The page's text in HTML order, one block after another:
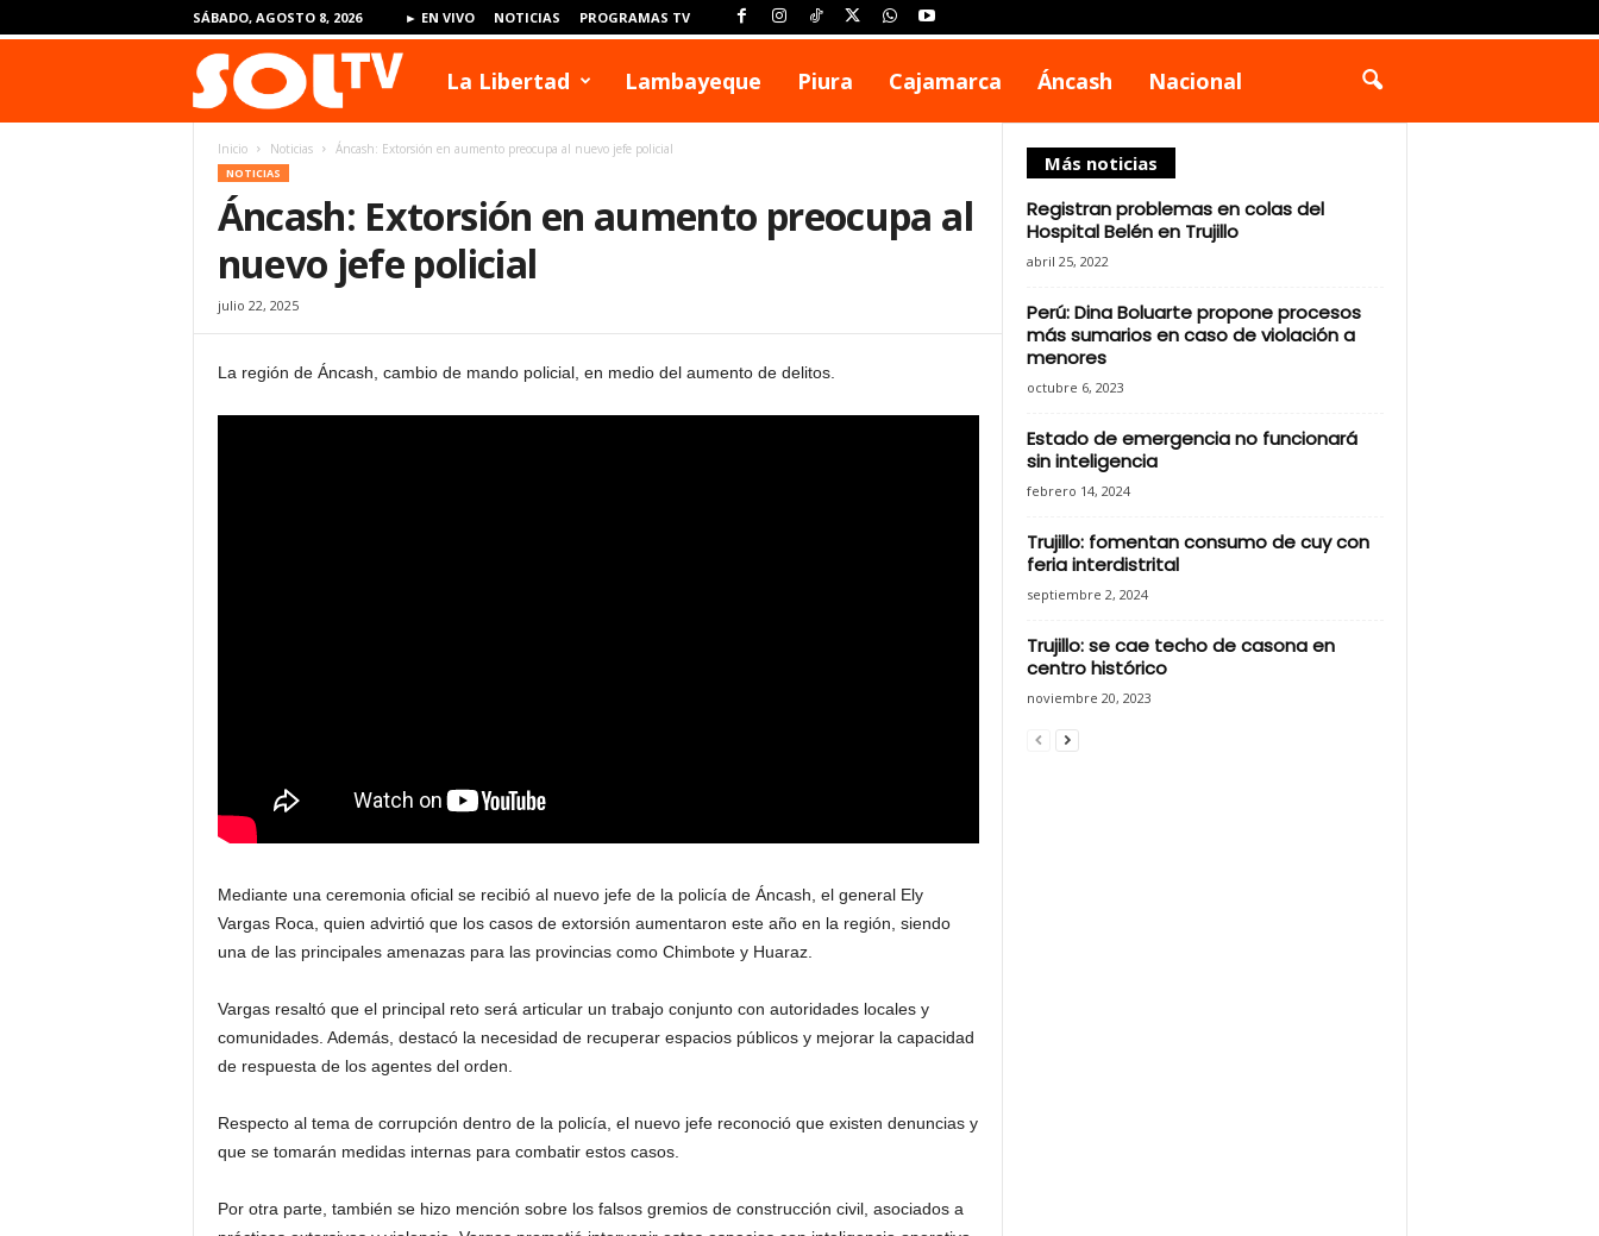
SÁBADO, AGOSTO 8, 2026 ► EN VIVO NOTICIAS PROGRAMAS TV
T
V
La Libertad Lambayeque Piura Cajamarca Áncash Nacional
Inicio Noticias Áncash: Extorsión en aumento preocupa al nuevo jefe policial
NOTICIAS
Áncash: Extorsión en aumento preocupa al
nuevo jefe policial
julio 22, 2025
La región de Áncash, cambio de mando policial, en medio del aumento de delitos.
Mediante una ceremonia oficial se recibió al nuevo jefe de la policía de Áncash, el general Ely
Vargas Roca, quien advirtió que los casos de extorsión aumentaron este año en la región, siendo
una de las principales amenazas para las provincias como Chimbote y Huaraz.
Vargas resaltó que el principal reto será articular un trabajo conjunto con autoridades locales y
comunidades. Además, destacó la necesidad de recuperar espacios públicos y mejorar la capacidad
de respuesta de los agentes del orden.
Respecto al tema de corrupción dentro de la policía, el nuevo jefe reconoció que existen denuncias y
que se tomarán medidas internas para combatir estos casos.
Por otra parte, también se hizo mención sobre los falsos gremios de construcción civil, asociados a
Más noticias
Registran problemas en colas del
Hospital Belén en Trujillo
abril 25, 2022
Perú: Dina Boluarte propone procesos
más sumarios en caso de violación a
menores
octubre 6, 2023
Estado de emergencia no funcionará
sin inteligencia
febrero 14, 2024
Trujillo: fomentan consumo de cuy con
feria interdistrital
septiembre 2, 2024
Trujillo: se cae techo de casona en
centro histórico
noviembre 20, 2023